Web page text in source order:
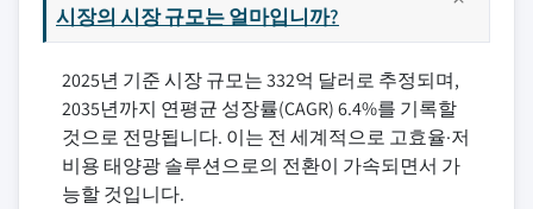
시장의 시장 규모는 얼마입니까?
2025년 기준 시장 규모는 332억 달러로 추정되며,
2035년까지 연평균 성장률(CAGR) 6.4%를 기록할
것으로 전망됩니다. 이는 전 세계적으로 고효율·저
비용 태양광 솔루션으로의 전환이 가속되면서 가
능할 것입니다.